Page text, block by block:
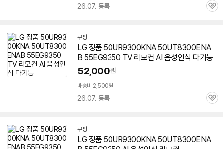
26.07. 등록
관
쿠팡
LG 정품 50UR9300KNA 50UT8300ENA
B 55EG9350 TV 리모컨 AI 음성인식 다기능
52,000원
배송비 2,500원
26.07. 등록
관
쿠팡
LG 정품 50UR9300KNA 50UT8300ENA